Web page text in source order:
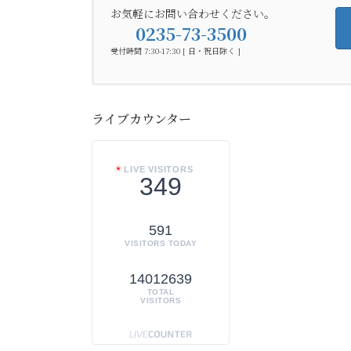
お気軽にお問い合わせください。
0235-73-3500
受付時間 7:30-17:30 [ 日・祝日除く ]
ライブカウンター
LIVE VISITORS
349
591
VISITORS TODAY
14012639
TOTAL
VISITORS